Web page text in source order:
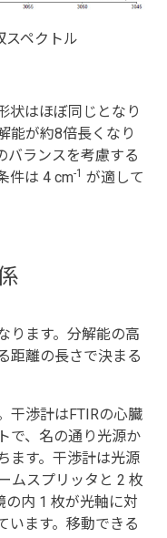
スペクトル
状はほぼ同じとなり
能が約8倍長くなり
バランスを考慮する
件は 4 cm-1 が適して
ります。分解能の高
距離の長さで決まる
干渉計はFTIRの心臓
で、名の通り光源か
ます。干渉計は光源
ムスプリッタと 2 枚
の内 1 枚が光軸に対
います。移動できる